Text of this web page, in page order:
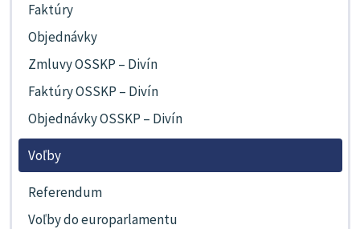
Faktúry
Objednávky
Zmluvy OSSKP – Divín
Faktúry OSSKP – Divín
Objednávky OSSKP – Divín
Voľby
Referendum
Voľby do europarlamentu